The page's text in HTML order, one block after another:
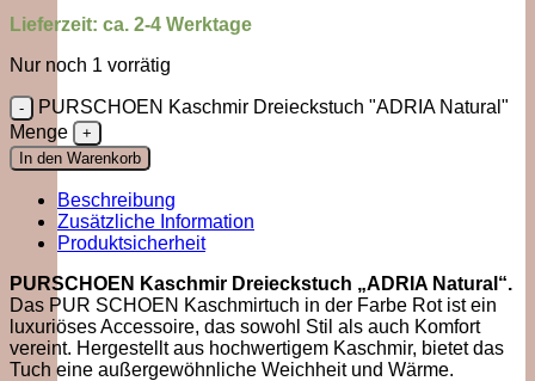
Lieferzeit: ca. 2-4 Werktage
Nur noch 1 vorrätig
PURSCHOEN Kaschmir Dreieckstuch "ADRIA Natural"
Menge
In den Warenkorb
Beschreibung
Zusätzliche Information
Produktsicherheit
PURSCHOEN Kaschmir Dreieckstuch „ADRIA Natural“.
Das PUR SCHOEN Kaschmirtuch in der Farbe Rot ist ein
luxuriöses Accessoire, das sowohl Stil als auch Komfort
vereint. Hergestellt aus hochwertigem Kaschmir, bietet das
Tuch eine außergewöhnliche Weichheit und Wärme.